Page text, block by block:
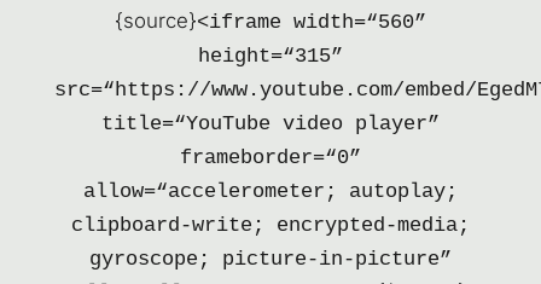
{sour­ce}<ifra­me width=“560”
height=“315”
src=“https://www.youtube.com/embed/
title=“YouTube video pla­yer”
frameborder=“0”
allow=“accelerometer; auto­play;
clip­board-wri­te; encry­pted-media;
gyros­co­pe; pic­tu­re-in-pic­tu­re”